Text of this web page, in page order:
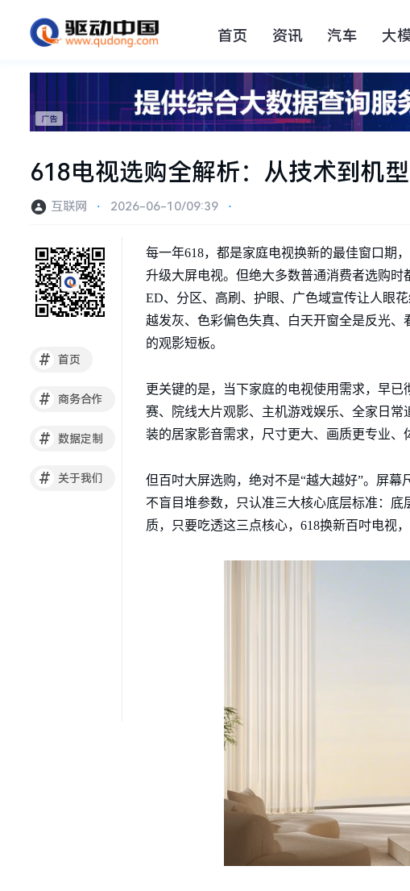
首页 资讯 汽车 大
618电视选购全解析：从技术到机
互联网 ⋅ 2026-06-10/09:39 ⋅
# 首页
# 商务合作
# 数据定制
# 关于我们
每一年618，都是家庭电视换新的最佳窗口期
升级大屏电视。但绝大多数普通消费者选购
ED、分区、高刷、护眼、广色域宣传让人眼
越发灰、色彩偏色失真、白天开窗全是反光
的观影短板。
更关键的是，当下家庭的电视使用需求，早
赛、院线大片观影、主机游戏娱乐、全家日
装的居家影音需求，尺寸更大、画质更专业、
但百吋大屏选购，绝对不是“越大越好”。屏
不盲目堆参数，只认准三大核心底层标准：
质，只要吃透这三点核心，618换新百吋电视